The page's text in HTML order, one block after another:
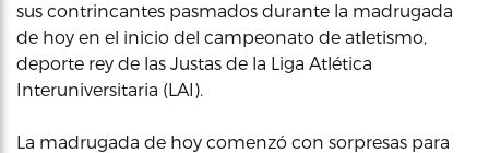
sus contrincantes pasmados durante la madrugada
de hoy en el inicio del campeonato de atletismo,
deporte rey de las Justas de la Liga Atlética
Interuniversitaria (LAI).
La madrugada de hoy comenzó con sorpresas para